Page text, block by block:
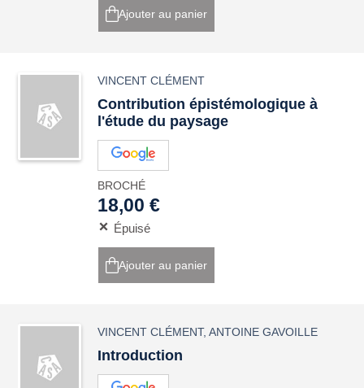
Ajouter au panier
VINCENT CLÉMENT
Contribution épistémologique à
l'étude du paysage
BROCHÉ
18,00 €
Épuisé
Ajouter au panier
VINCENT CLÉMENT,ANTOINE GAVOILLE
Introduction